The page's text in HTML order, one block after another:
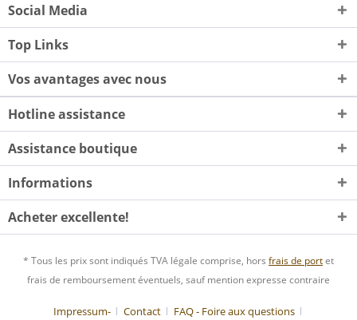
Social Media
Top Links
Vos avantages avec nous
Hotline assistance
Assistance boutique
Informations
Acheter excellente!
* Tous les prix sont indiqués TVA légale comprise, hors frais de portet
frais de remboursement éventuels, sauf mention expresse contraire
Impressum- Contact FAQ - Foire aux questions